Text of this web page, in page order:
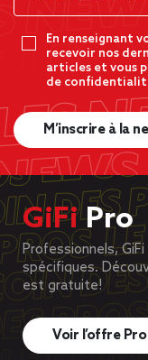
En renseignant
recevoir nos
articles et vous
de
M’inscrire à la
GiFiPro
Professionnels,
spécifiques.
est gratuite!
Voir l’offre Pro